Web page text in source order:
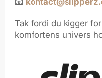
Tak fordi du kigger
komfortens univers